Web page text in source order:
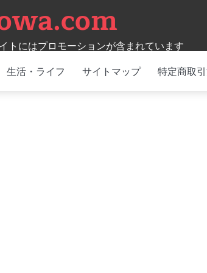
トにはプロモーションが含まれています
生活・ライフ サイトマップ 特定商取